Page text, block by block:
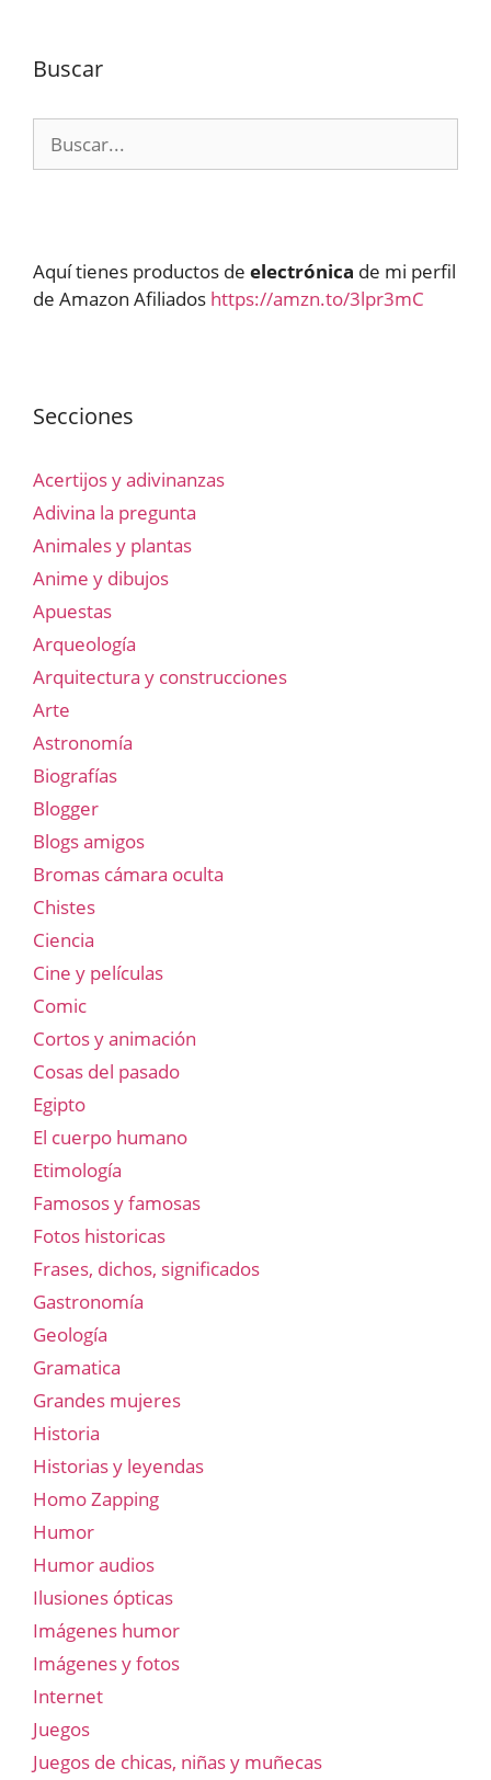
Buscar
Aquí tienes productos de electrónica de mi perfil
de Amazon Afiliados https://amzn.to/3lpr3mC
Secciones
Acertijos y adivinanzas
Adivina la pregunta
Animales y plantas
Anime y dibujos
Apuestas
Arqueología
Arquitectura y construcciones
Arte
Astronomía
Biografías
Blogger
Blogs amigos
Bromas cámara oculta
Chistes
Ciencia
Cine y películas
Comic
Cortos y animación
Cosas del pasado
Egipto
El cuerpo humano
Etimología
Famosos y famosas
Fotos historicas
Frases, dichos, significados
Gastronomía
Geología
Gramatica
Grandes mujeres
Historia
Historias y leyendas
Homo Zapping
Humor
Humor audios
Ilusiones ópticas
Imágenes humor
Imágenes y fotos
Internet
Juegos
Juegos de chicas, niñas y muñecas